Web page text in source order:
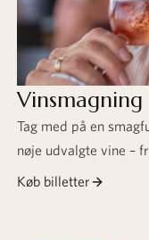
Vinsmagning
Tag med på en
nøje udvalgte vine –
til udsøgte
Køb billetter